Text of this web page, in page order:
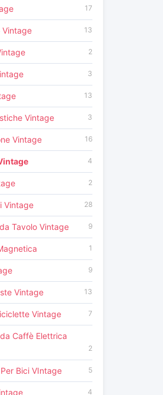
17
Vintage 13
2
3
13
Vintage 3
Vintage 16
4
2
Vintage 28
Tavolo Vintage 9
1
9
Vintage 13
Vintage 7
Caffè Elettrica
2
Bici VIntage 5
4